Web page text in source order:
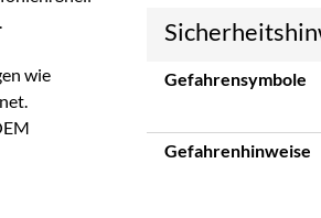
wie
Gefahrensymbole
Gefahrenhinweise